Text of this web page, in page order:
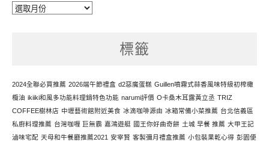
每
標籤
2024全聯必買推薦 2026端午節禮盒 d2惡魔蛋糕 Guillen噴霧式蒜香風味特級初榨橄
欖油 ikiiki和風多功能料理鍋特色功能 narumi評價 O卡桑木耳露黃立丞 TRIZ
COFFEE樹林店 中壢藝術館附近美食 冰滴咖啡源由 冰箱常備小菜推薦 台北信義區
私廚料理推薦 台灣咖喱 巨無霸 嘉鴻遊艇 國王你好曲奇餅 土城 早餐 推薦 大甲王記
滷味宅配 天母和牛餐廳推薦2021 安宰賢 客製彌月禮盒推薦 小包裝果乾心得 彭園便